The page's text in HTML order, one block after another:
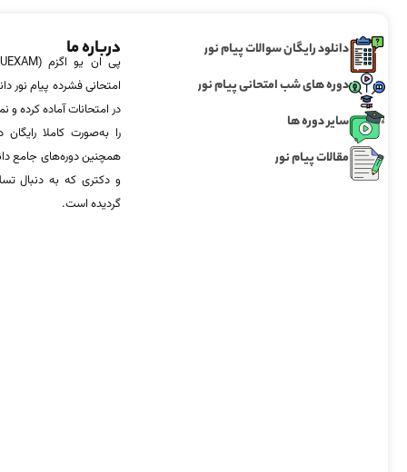
دانلود رایگان سوالات پیام نور
دوره های شب امتحانی پیام نور
سایر دوره ها
مقالات پیام نور
درباره ما
امتحانی فشرده پیام نور
در امتحانات آماده‌ کرده
را به‌صورت کاملا
همچنین دوره‌های جامع
و دکتری که به دنبال
گردیده است.